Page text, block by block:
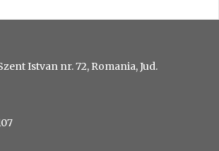
Istvan nr. 72, Romania, Jud.